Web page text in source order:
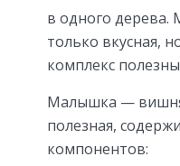
в одного
только вкусная,
комплекс
Малышка — вишня
полезная,
компонентов: